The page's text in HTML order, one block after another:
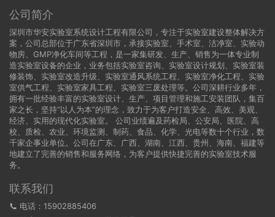
公司简介
深圳市华安实验室系统设计工程有限公司，专注于实验室建设整体解决方
案，公司总部位于广东省深圳市，承接实验室、手术室、洁净室、实验动
物房、GMP净化车间等工程，是一家集研发、生产、销售为一体专业制
造实验室设备的企业，业务包括实验室咨询、实验室设计规划、实验室装
修装饰、实验室改造升级、实验室通风系统工程、实验室净化工程、实验
室供气工程、实验室家具工程、实验室三废处理等。公司深耕行业多年，
拥有一批经验丰富的实验室设计、生产、项目管理和施工安装团队，集百
家之长，坚持“以人为本”的理念，致力于为客户打造安全、高效、美观、
经济、实用的现代化实验室。 公司业绩遍及药检局、公安局、医院、高
校、质检、农业、环境监测、制药、食品、化学、光电等数十个行业，数
千家企事业单位。公司在广东、广西、湖南、江西、贵州、海南、福建等
地建立了完善的销售和服务网络，为客户提供快捷完善的实验室技术服
务。
联系我们
电话：15902885406